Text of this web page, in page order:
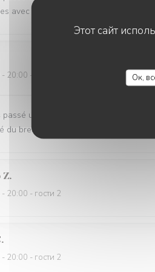
Этот сайт
Ок,
avec de belles surprises dans les
- 20:00 - гости 2
passé une excellente soirée . Tout
du breuvage qui lui donne un
Z
- 20:00 - гости 2
- 20:00 - гости 2